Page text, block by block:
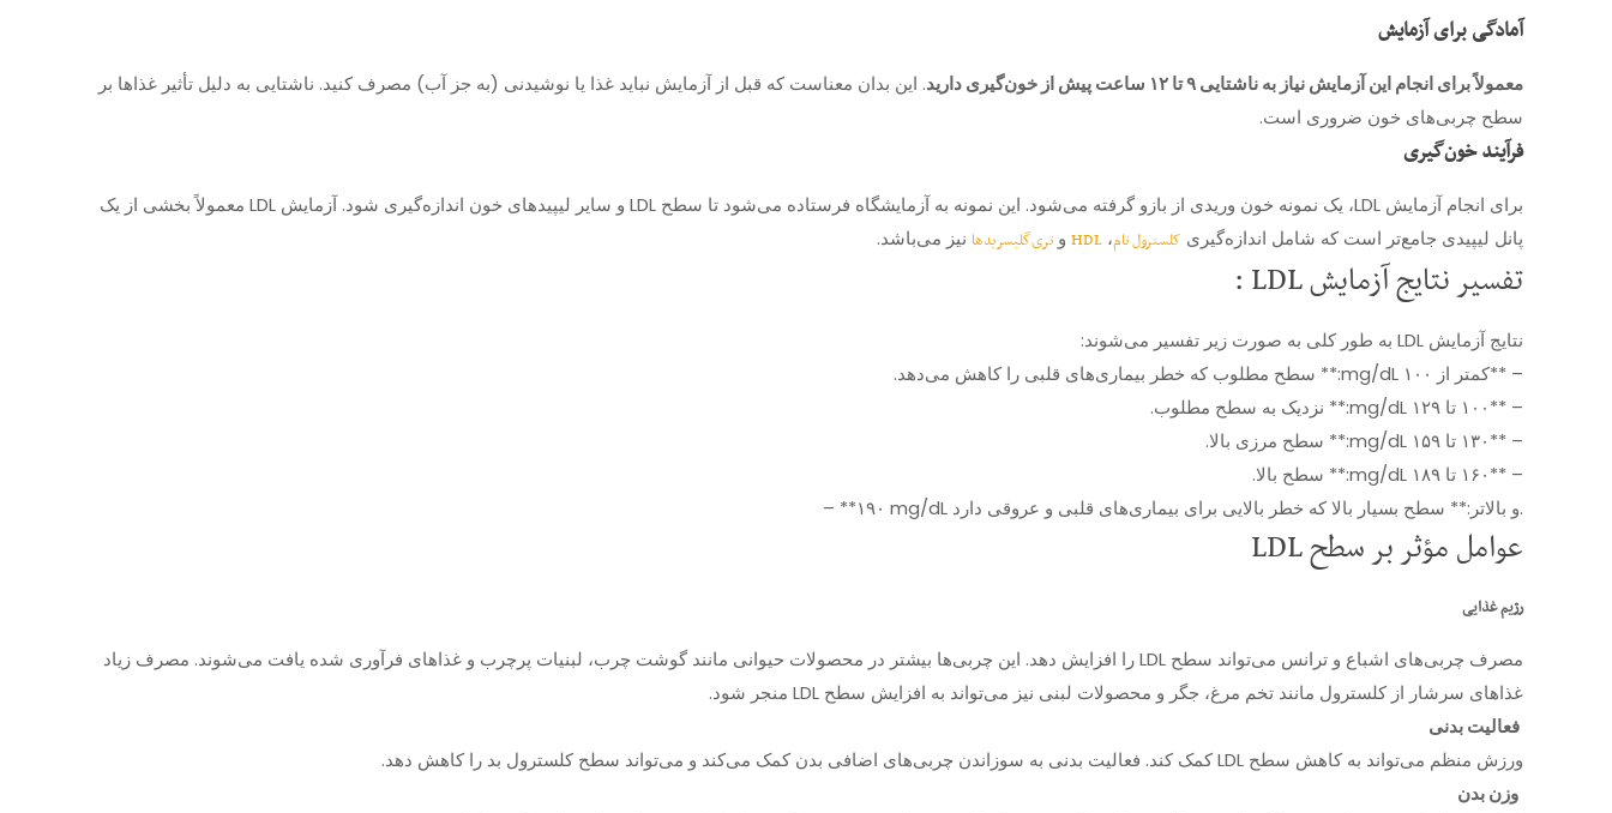
آمادگی برای آزمایش
معمولاً برای انجام این آزمایش نیاز به ناشتایی ۹ تا ۱۲ ساعت پیش از خون‌گیری دارید
. این بدان معناست که قبل از آزمایش نباید غذا یا نوشیدنی (به جز آب) مصرف کنید. ناشتایی به دلیل تأثیر غذاها بر
سطح چربی‌های خون ضروری است.
فرآیند خون‌گیری
برای انجام آزمایش LDL، یک نمونه خون وریدی از بازو گرفته می‌شود. این نمونه به آزمایشگاه فرستاده می‌شود تا سطح LDL و سایر لیپیدهای خون اندازه‌گیری شود. آزمایش LDL معمولاً بخشی از یک
پانل لیپیدی جامع‌تر است که شامل اندازه‌گیری کلسترول تام،HDL وتری‌گلیسریدها نیز می‌باشد.
تفسیر نتایج آزمایش LDL :
نتایج آزمایش LDL به طور کلی به صورت زیر تفسیر می‌شوند:
– **کمتر از ۱۰۰ mg/dL:** سطح مطلوب که خطر بیماری‌های قلبی را کاهش می‌دهد.
– **۱۰۰ تا ۱۲۹ mg/dL:** نزدیک به سطح مطلوب.
– **۱۳۰ تا ۱۵۹ mg/dL:** سطح مرزی بالا.
– **۱۶۰ تا ۱۸۹ mg/dL:** سطح بالا.
– **۱۹۰ mg/dL و بالاتر:** سطح بسیار بالا که خطر بالایی برای بیماری‌های قلبی و عروقی دارد.
عوامل مؤثر بر سطح LDL
رژیم غذایی
مصرف چربی‌های اشباع و ترانس می‌تواند سطح LDL را افزایش دهد. این چربی‌ها بیشتر در محصولات حیوانی مانند گوشت چرب، لبنیات پرچرب و غذاهای فرآوری شده یافت می‌شوند. مصرف زیاد
غذاهای سرشار از کلسترول مانند تخم مرغ، جگر و محصولات لبنی نیز می‌تواند به افزایش سطح LDL منجر شود.
فعالیت بدنی
ورزش منظم می‌تواند به کاهش سطح LDL کمک کند. فعالیت بدنی به سوزاندن چربی‌های اضافی بدن کمک می‌کند و می‌تواند سطح کلسترول بد را کاهش دهد.
وزن بدن